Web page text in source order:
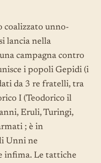
coalizzato unno-
lancia nella
campagna contro
i popoli Gepidi (i
da 3 re fratelli, tra
I (Teodorico il
Eruli, Turingi,
; è in
Unni ne
infima. Le tattiche